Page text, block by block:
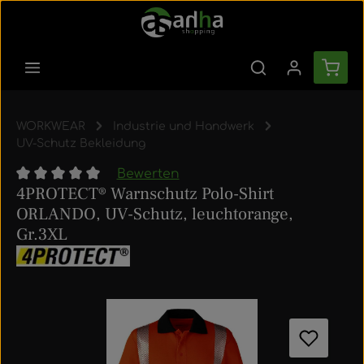
Zum Hauptinhalt springen
WORKWEAR
Industrie und Handwerk
UV-Schutz Bekleidung
Durchschnittliche Bewertung von 0 von 5 Sternen
Bewerten
4PROTECT® Warnschutz Polo-Shirt
ORLANDO, UV-Schutz, leuchtorange,
Gr.3XL
Bildergalerie überspringen